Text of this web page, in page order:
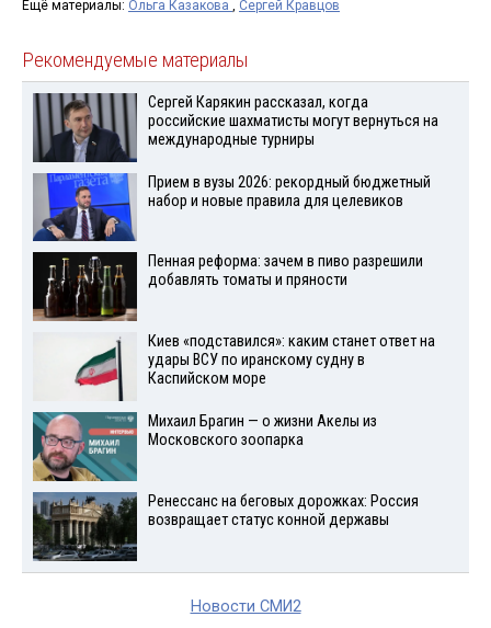
Ещё материалы: Ольга Казакова , Сергей Кравцов
Рекомендуемые материалы
Сергей Карякин рассказал, когда
российские шахматисты могут вернуться на
международные турниры
Прием в вузы 2026: рекордный бюджетный
набор и новые правила для целевиков
Пенная реформа: зачем в пиво разрешили
добавлять томаты и пряности
Киев «подставился»: каким станет ответ на
удары ВСУ по иранскому судну в
Каспийском море
Михаил Брагин — о жизни Акелы из
Московского зоопарка
Ренессанс на беговых дорожках: Россия
возвращает статус конной державы
Новости СМИ2